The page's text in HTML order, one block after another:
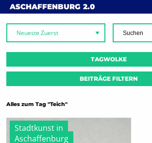
Skip to content
ASCHAFFENBURG 2.0
TAGWOLKE
BEITRÄGE FILTERN
Alles zum Tag "Teich"
Stadtkunst in
Aschaffenburg